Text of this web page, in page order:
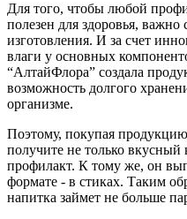
Для того, чтобы любой
полезен для здоровья,
изготовления. И за счет
влаги у основных
“АлтайФлора” создала
возможность долгого
организме.
Поэтому, покупая
получите не только
профилакт. К тому же, он
формате - в стиках. Таким
напитка займет не больше